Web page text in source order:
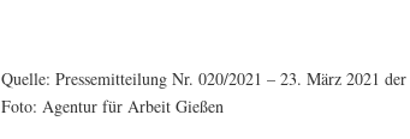
Quelle: Pressemitteilung Nr. 020/2021 – 23. März 2021
Foto: Agentur für Arbeit Gießen